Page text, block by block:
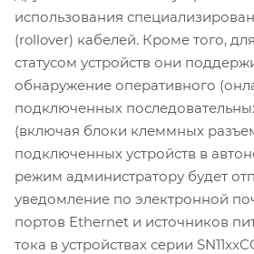
использования
(rollover) кабелей. Кроме того,
статусом устройств они
обнаружение оперативного
подключенных
(включая блоки клеммных
подключенных устройств в
режим администратору будет
уведомление по электронной
портов Ethernet и источников
тока в устройствах серии